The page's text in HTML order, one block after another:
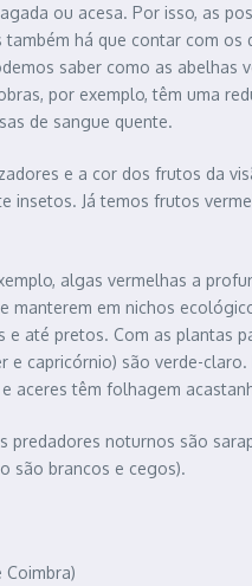
ou acesa. Por isso, as
há que contar com
saber como as
por exemplo, têm uma
de sangue quente.
e a cor dos frutos da
Já temos frutos
algas vermelhas a
em nichos
até pretos. Com as plantas
capricórnio) são verde-
aceres têm folhagem
noturnos são
são brancos e cegos).
Coimbra)